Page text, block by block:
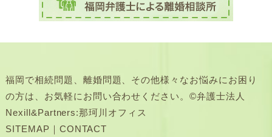
福岡で相続問題、離婚問題、その他様々なお悩みにお困り
の方は、お気軽にお問い合わせください。©弁護士法人
Nexill&Partners:那珂川オフィス
SITEMAP ｜ CONTACT